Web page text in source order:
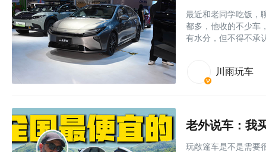
最近和老同学吃饭，
都多，他收的不少车
有水分，但不得不承
川雨玩车
老外说车：我
玩敞篷车是不是需要